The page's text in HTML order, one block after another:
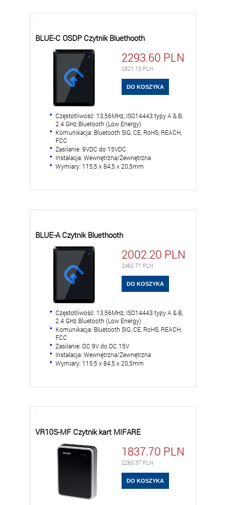
BLUE-C OSDP Czytnik Bluethooth
2293.60 PLN
2821.13 PLN
Częstotliwość: 13,56MHz, ISO14443 typy A & B,
2.4 GHz Bluetooth (Low Energy)
Komunikacja: Bluetooth SIG, CE, RoHS, REACH,
FCC
Zasilanie: 9VDC do 15VDC
Instalacja: Wewnętrzna/Zewnętrzna
Wymiary: 115,5 x 84,5 x 20,5mm
BLUE-A Czytnik Bluethooth
2002.20 PLN
2462.71 PLN
Częstotliwość: 13,56MHz, ISO14443 typy A & B,
2.4 GHz Bluetooth (Low Energy)
Komunikacja: Bluetooth SIG, CE, RoHS, REACH,
FCC
Zasilanie: DC 9V do DC 15V
Instalacja: Wewnętrzna/Zewnętrzna
Wymiary: 115,5 x 84,5 x 20,5mm
VR10S-MF Czytnik kart MIFARE
1837.70 PLN
2260.37 PLN